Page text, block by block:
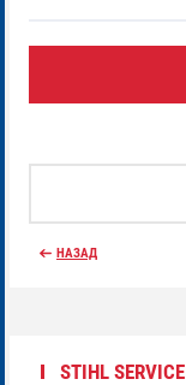
STIHL SERVICE
НАЗАД